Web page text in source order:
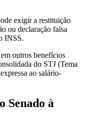
exigir a restituição
ou declaração falsa
INSS.
outros benefícios
do STJ (Tema
ao salário-
Senado à